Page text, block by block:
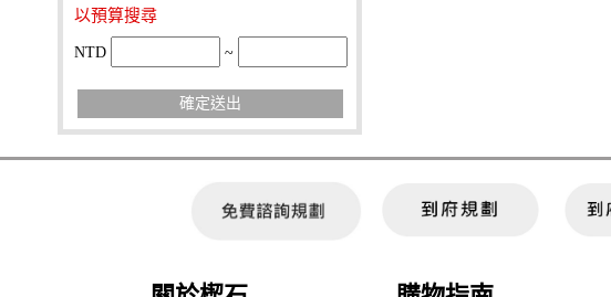
以預算搜尋
NTD ~
確定送出